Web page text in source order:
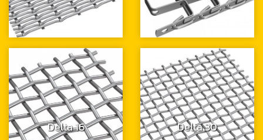
Delta 16 Delta 30